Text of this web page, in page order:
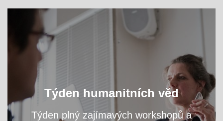
Týden humanitních věd
Týden plný zajímavých workshopů a
Oslavte s námi světový den filozofie a navštivte
přednášky a workshopy našich odborníků.